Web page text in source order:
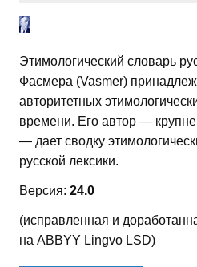
Этимологический словарь
Фасмера (Vasmer)
авторитетных
времени. Его автор —
— дает сводку
русской лексики.
Версия: 24.0
(исправленная и
на ABBYY Lingvo LSD)